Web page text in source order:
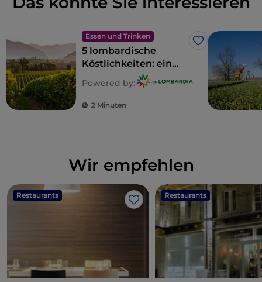
Essen und Trinken
Like
5 lombardische
Köstlichkeiten: ein
Gebiet zum Genießen
Powered by:
2 Minuten
Wir empfehlen
Restaurants
Like
Restaurants